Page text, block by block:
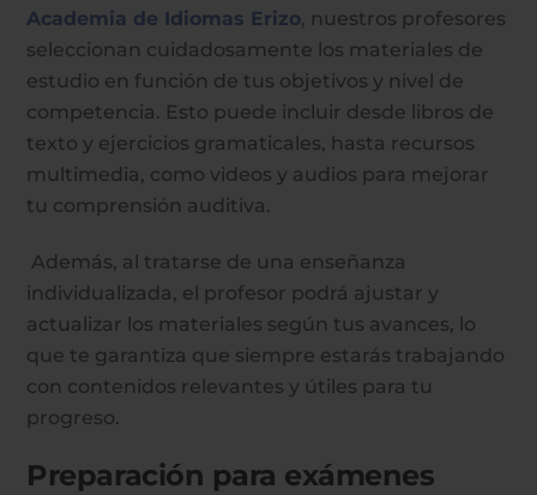
Academia de Idiomas Erizo, nuestros profesores
seleccionan cuidadosamente los materiales de
estudio en función de tus objetivos y nivel de
competencia. Esto puede incluir desde libros de
texto y ejercicios gramaticales, hasta recursos
multimedia, como videos y audios para mejorar
tu comprensión auditiva.
Además, al tratarse de una enseñanza
individualizada, el profesor podrá ajustar y
actualizar los materiales según tus avances, lo
que te garantiza que siempre estarás trabajando
con contenidos relevantes y útiles para tu
progreso.
Preparación para exámenes